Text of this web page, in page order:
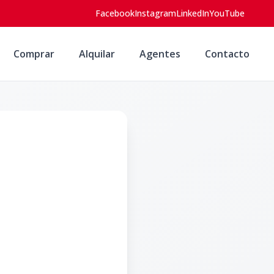
FacebookInstagramLinkedInYouTube
Comprar Alquilar Agentes Contacto